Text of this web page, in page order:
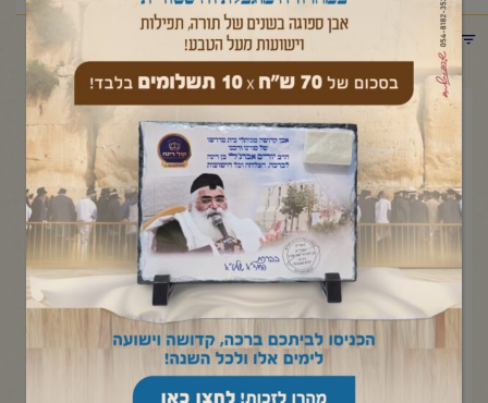
תפריט קטגוריות
הרב יורם אברג'ל-החיזוק היומי-מי
לא שמח בפסח
מרץ 22, 2026
Click to accept marketing cookies and
enable this content